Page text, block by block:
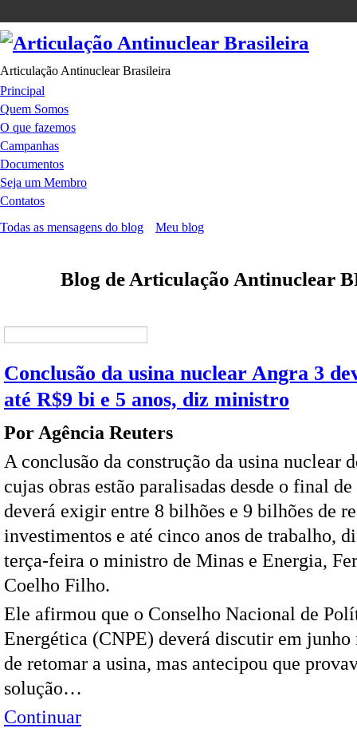
Articulação Antinuclear Brasileira
Principal
Quem Somos
O que fazemos
Campanhas
Documentos
Seja um Membro
Contatos
Todas as mensagens do blog
Meu blog
Blog de Articulação Antinuclear
Conclusão da usina nuclear Angra 3
até R$9 bi e 5 anos, diz ministro
Por Agência Reuters
A conclusão da construção da usina nuclear
cujas obras estão paralisadas desde o final
deverá exigir entre 8 bilhões e 9 bilhões de
investimentos e até cinco anos de trabalho,
terça-feira o ministro de Minas e Energia,
Coelho Filho.
Ele afirmou que o Conselho Nacional de
Energética (CNPE) deverá discutir em junho
de retomar a usina, mas antecipou que
solução…
Continuar